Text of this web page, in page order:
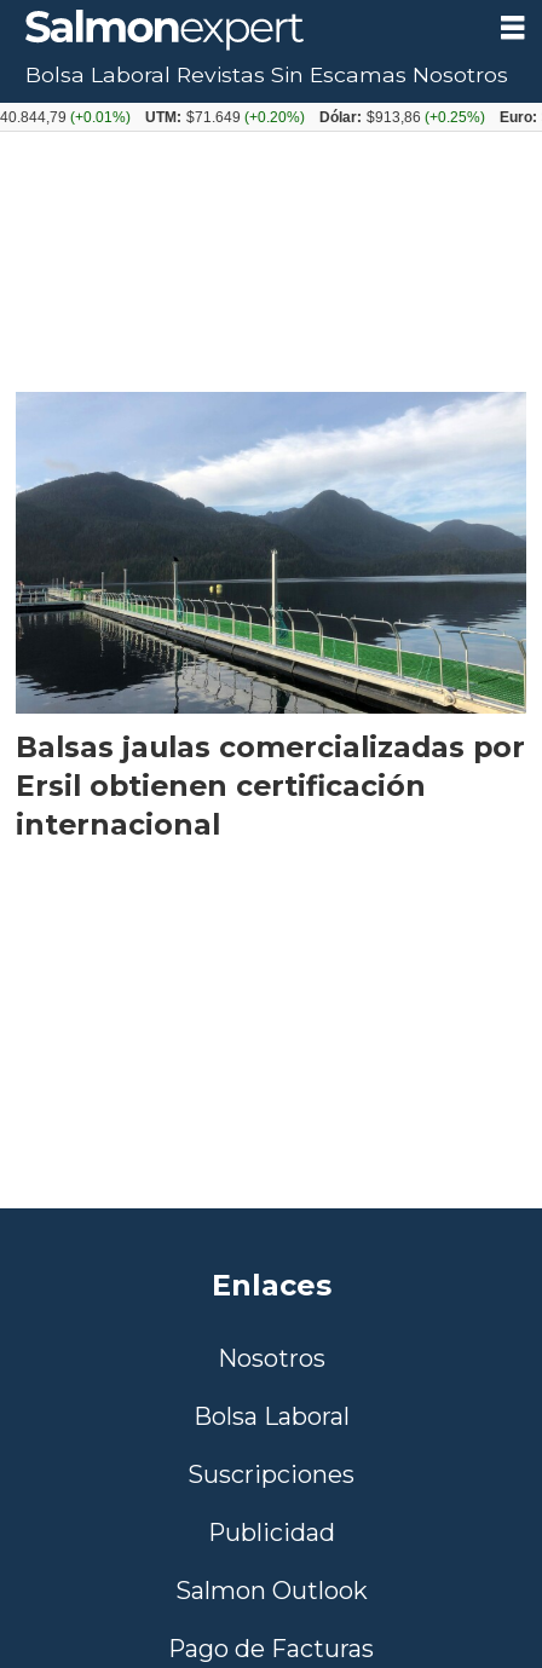
Tag:
Balsas jaulas comercializadas por
Ersil obtienen certificación
internacional
Bolsa Laboral Revistas Sin Escamas Nosotros
Enlaces
Nosotros
Bolsa Laboral
Suscripciones
Publicidad
Salmon Outlook
Pago de Facturas
(+0.01%) UTM: $71.649(+0.20%) Dólar: $913,86(+0.25%) Euro: